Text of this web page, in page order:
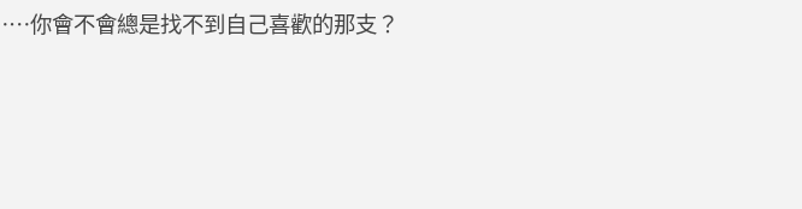
你會不會總是找不到自己喜歡的那支？